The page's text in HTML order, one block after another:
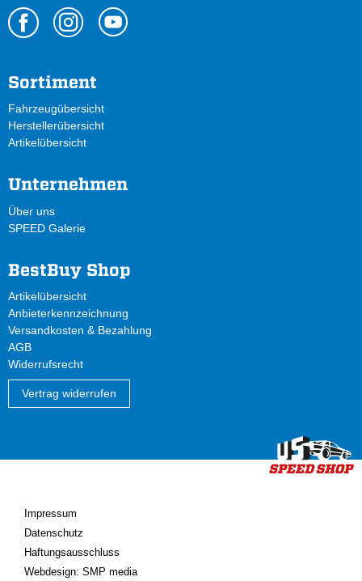
Sortiment
Fahrzeugübersicht
Herstellerübersicht
Artikelübersicht
Unternehmen
Über uns
SPEED Galerie
BestBuy Shop
Artikelübersicht
Anbieterkennzeichnung
Versandkosten & Bezahlung
AGB
Widerrufsrecht
Vertrag widerrufen
Impressum
Datenschutz
Haftungsausschluss
Webdesign: SMP media